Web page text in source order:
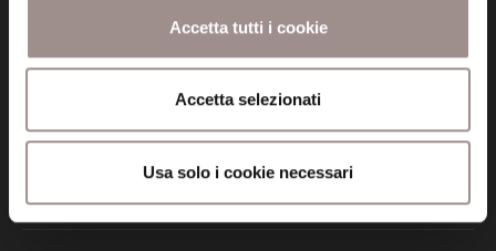
Accetta tutti i cookie
Accetta selezionati
Usa solo i cookie necessari
Fondazione Collegio San Carlo
Via San Carlo 5
41121 Modena (MO)